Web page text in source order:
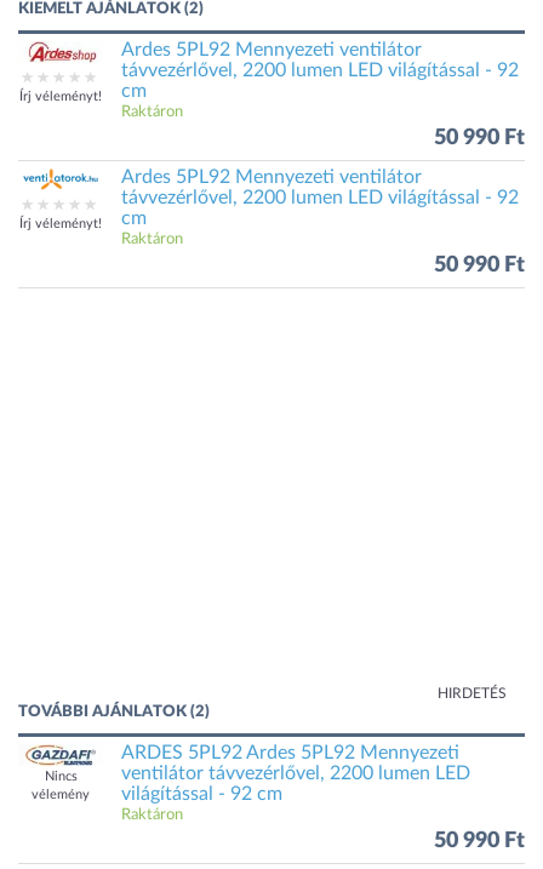
KIEMELT AJÁNLATOK (2)
Írj véleményt!
Ardes 5PL92 Mennyezeti ventilátor
távvezérlővel, 2200 lumen LED világítással - 92
cm
Raktáron
50 990 Ft
Írj véleményt!
Ardes 5PL92 Mennyezeti ventilátor
távvezérlővel, 2200 lumen LED világítással - 92
cm
Raktáron
50 990 Ft
HIRDETÉS
TOVÁBBI AJÁNLATOK (2)
Nincs
vélemény
ARDES 5PL92 Ardes 5PL92 Mennyezeti
ventilátor távvezérlővel, 2200 lumen LED
világítással - 92 cm
Raktáron
50 990 Ft